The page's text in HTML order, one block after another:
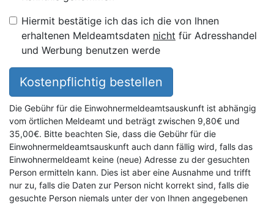
Hiermit bestätige ich das ich die von Ihnen
erhaltenen Meldeamtsdaten nicht für Adresshandel
und Werbung benutzen werde
Kostenpflichtig bestellen
Die Gebühr für die Einwohnermeldeamtsauskunft ist abhängig
vom örtlichen Meldeamt und beträgt zwischen 9,80€ und
35,00€. Bitte beachten Sie, dass die Gebühr für die
Einwohnermeldeamtsauskunft auch dann fällig wird, falls das
Einwohnermeldeamt keine (neue) Adresse zu der gesuchten
Person ermitteln kann. Dies ist aber eine Ausnahme und trifft
nur zu, falls die Daten zur Person nicht korrekt sind, falls die
gesuchte Person niemals unter der von Ihnen angegebenen